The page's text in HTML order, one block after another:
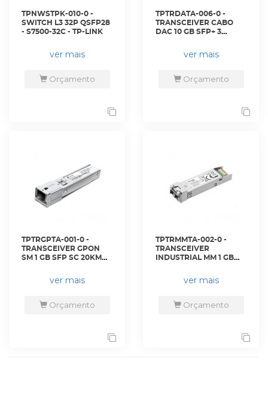
TPNWSTPK-010-0 -
SWITCH L3 32P QSFP28
- S7500-32C - TP-LINK
ver mais
Orçamento
TPTRDATA-006-0 -
TRANSCEIVER CABO
DAC 10 GB SFP+ 3
ver mais
Orçamento
TPTRGPTA-001-0 -
TRANSCEIVER GPON
SM 1 GB SFP SC 20KM
DS-PMA-C+ - TP-LINK
ver mais
Orçamento
TPTRMMTA-002-0 -
TRANSCEIVER
INDUSTRIAL MM 1 GB
ver mais
Orçamento